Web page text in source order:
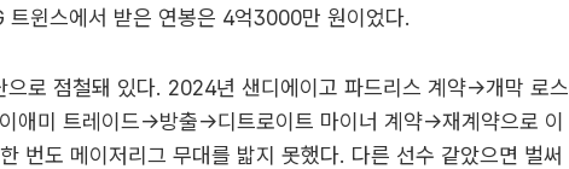
윈스에서 받은 연봉은 4억3000만 원이었다.
으로 점철돼 있다. 2024년 샌디에이고 파드리스 계약→개막 로스
애미 트레이드→방출→디트로이트 마이너 계약→재계약으로 이
번도 메이저리그 무대를 밟지 못했다. 다른 선수 같았으면 벌써